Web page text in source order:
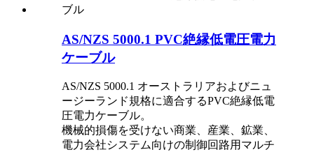
AS/NZS 5000.1 PVC絶縁低電圧電力
ケーブル
AS/NZS 5000.1 オーストラリアおよびニュ
ージーランド規格に適合するPVC絶縁低電
圧電力ケーブル。
機械的損傷を受けない商業、産業、鉱業、
電力会社システム向けの制御回路用マルチ